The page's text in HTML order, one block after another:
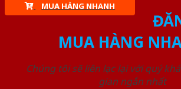
MUA HÀNG NHANH
MUA HÀNG
Chúng tôi sẽ liên lạc lại với quý
gian ngắn nhất